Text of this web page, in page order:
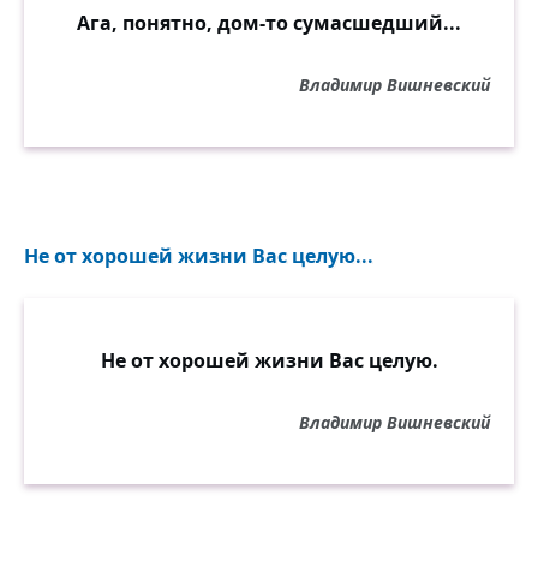
Ага, понятно, дом-то сумасшедший...
Владимир Вишневский
Не от хорошей жизни Вас целую...
Не от хорошей жизни Вас целую.
Владимир Вишневский